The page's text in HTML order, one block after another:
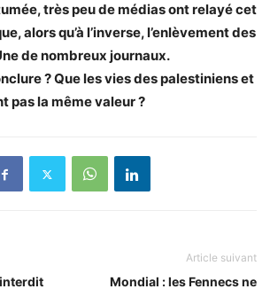
très peu de médias ont relayé cet
alors qu’à l’inverse, l’enlèvement des
de nombreux journaux.
? Que les vies des palestiniens et
pas la même valeur ?
Article suivant
Mondial : les Fennecs ne